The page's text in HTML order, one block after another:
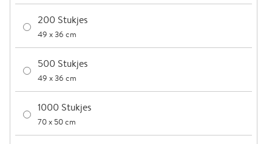
200 Stukjes
49 x 36 cm
500 Stukjes
49 x 36 cm
1000 Stukjes
70 x 50 cm